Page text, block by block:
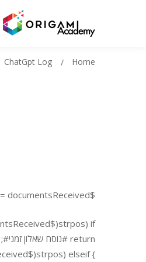
Home
ChatGpt Log
$documentsReceived = #מסמכים שהתקבלו בתיק#;
if (strpos($documentsReceived, “מסמכים רפואיים”) !== false || strpos($documentsReceived, “תמונת צלקת”) !== false) {
return #נוסח שאלון זמני#;
} elseif (strpos($documentsReceived, “השלמת פרטי איש קשר ונפגע”) !== false) {